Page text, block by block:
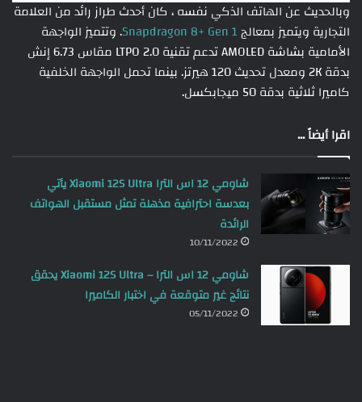
وبالحديث عن الهاتف الذكي نفسه ، كان أحدث طراز رائد من العلامة
التجارية ويتميز بمعالجSnapdragon 8+ Gen 1. وتتميز الواجهة
الأمامية بشاشة AMOLED تدعم تقنية LTPO 2.0 مقاس 6.73 إنش
بدقة 2K ومعدل تحديث 120 هيرتز. بينما تحمل الواجهة الخلفية
كاميرا ثلاثية بدقة 50 ميجابكسل.
اقرا أيضاً ...
شاومي 12 اس الترا Xiaomi 12S Ultra يأتي
بعدسة احترافية مذهلة تمثل مستقبل الهواتف
الرائدة
10/11/2022
شاومي 12 اس الترا – Xiaomi 12S Ultra يحقق
نتائج غير متوقعة في اختبار الكاميرا
05/11/2022